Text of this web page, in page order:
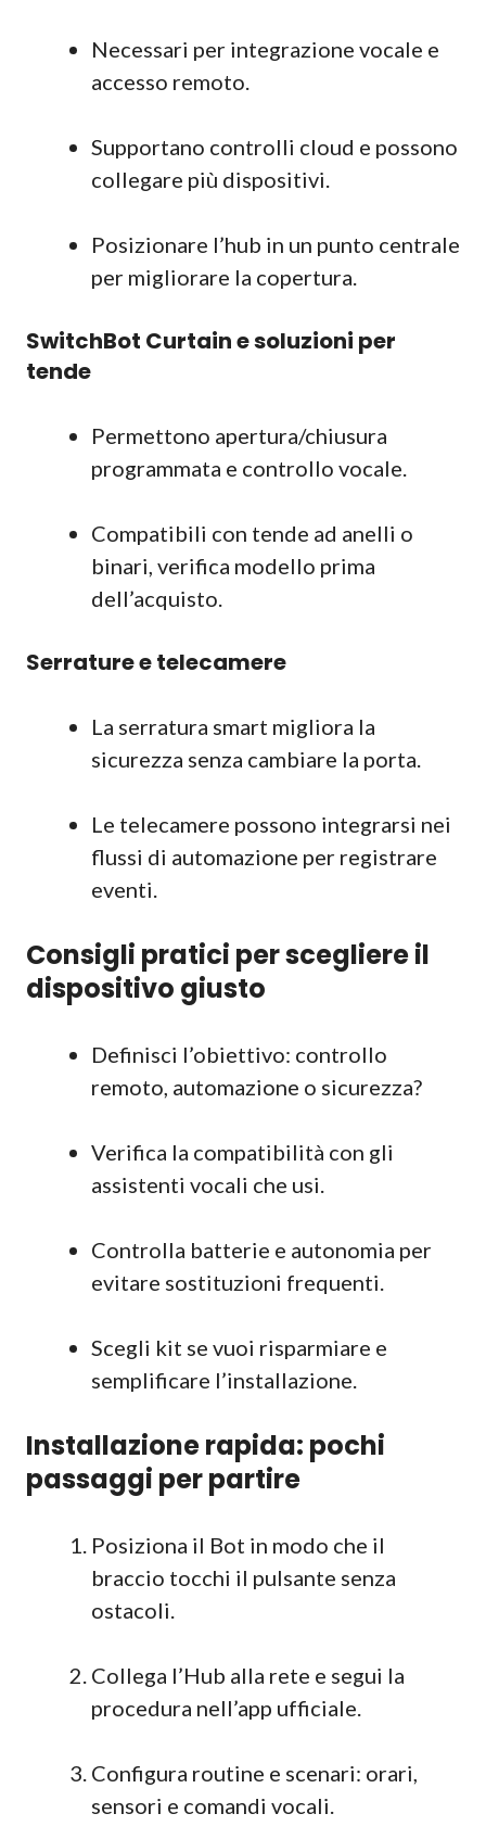
Necessari per integrazione vocale e
accesso remoto.
Supportano controlli cloud e possono
collegare più dispositivi.
Posizionare l’hub in un punto centrale
per migliorare la copertura.
SwitchBot Curtain e soluzioni per
tende
Permettono apertura/chiusura
programmata e controllo vocale.
Compatibili con tende ad anelli o
binari, verifica modello prima
dell’acquisto.
Serrature e telecamere
La serratura smart migliora la
sicurezza senza cambiare la porta.
Le telecamere possono integrarsi nei
flussi di automazione per registrare
eventi.
Consigli pratici per scegliere il
dispositivo giusto
Definisci l’obiettivo: controllo
remoto, automazione o sicurezza?
Verifica la compatibilità con gli
assistenti vocali che usi.
Controlla batterie e autonomia per
evitare sostituzioni frequenti.
Scegli kit se vuoi risparmiare e
semplificare l’installazione.
Installazione rapida: pochi
passaggi per partire
Posiziona il Bot in modo che il
braccio tocchi il pulsante senza
ostacoli.
Collega l’Hub alla rete e segui la
procedura nell’app ufficiale.
Configura routine e scenari: orari,
sensori e comandi vocali.